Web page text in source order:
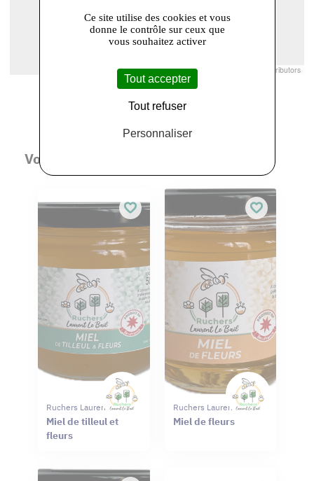
© Openstreetmap France | © contributors
Vous aimerez aussi
Ruchers Laurent Le Bail
Miel de tilleul et
fleurs
Ruchers Laurent Le Bail
Miel de fleurs
Ce site utilise des cookies et vous
donne le contrôle sur ceux que
vous souhaitez activer
Tout accepter
Tout refuser
Personnaliser